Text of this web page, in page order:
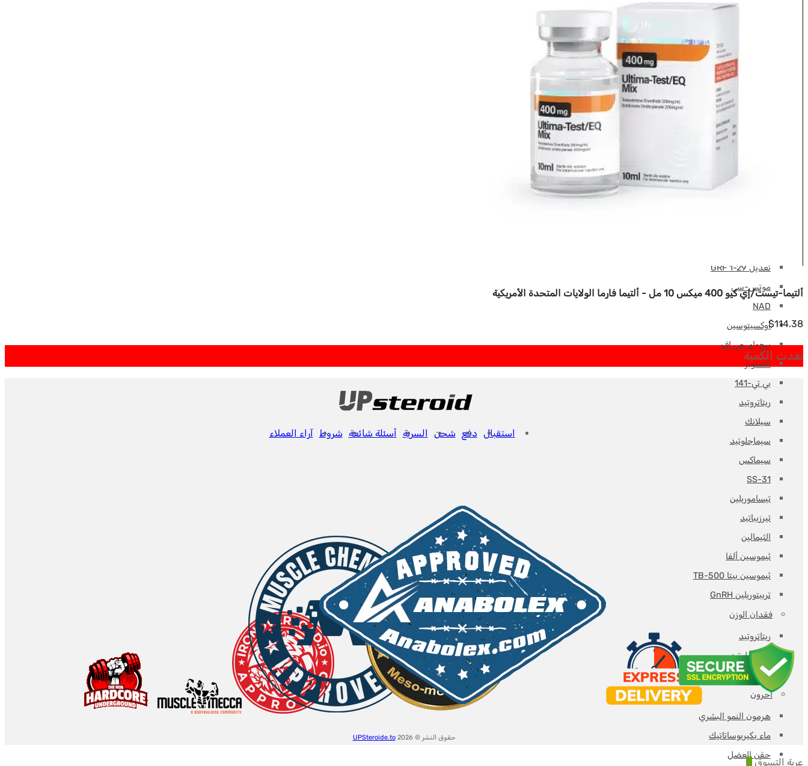
جي إتش آر بي-2
جي إتش آر بي-6
هيكساريلين
HGH-Fragment
عامل النمو شبيه الأنسولين
ليف وكارنيتين (إل-كارنيتين)
تعديل GRF 1-29
موتس-سي
NAD
أوكسيتوسين
بيج-إم جي إف
الصنوبر
بي تي-141
ريتاتروتيد
سيلانك
سيماجلوتيد
سيماكس
SS-31
تيساموريلين
تيرزيباتيد
الثيمالين
ثيموسين ألفا
ثيموسين بيتا TB-500
تريبتوريلين GnRH
فقدان الوزن
ريتاتروتيد
سيماجلوتيد
تيرزيباتيد
آحرون
هرمون النمو البشري
ماء بكيريوساتاتيك
حقن العضل
ألتيما-تيست/إي كيو 400 ميكس 10 مل - ألتيما فارما الولايات المتحدة الأمريكية
$114.38
نفدت الكمية
استقبال دفع شحن السرية أسئلة شائعة شروط آراء العملاء
حقوق النشر © 2026 UPSteroide.to
عربة التسوق